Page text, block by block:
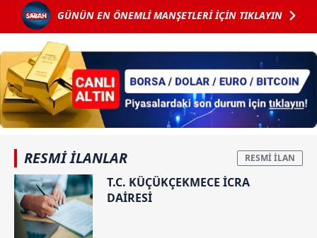
Sizlere daha iyi bir hizmet sunabilmek için İnternet
Sitemizde kendimize ve üçüncü kişilere ait çerezler
kullanılmaktadır. Bu çerezler vasıtasıyla çeşitli kişisel
verileriniz işlenmekte olup gerekli olan çerezler bilgi
toplumu hizmetlerinin sunulması amacıyla
kullanılmaktadır. Diğer çerezler, sitemizin daha işlevsel
kılınması ve kişiselleştirilmesi ve sizlere yönelik
sınırlı olarak açık rızanız dahilinde kullanılacaktır.
Çerezlere ilişkin tercihlerinizi aşağıda yer alan panel
vasıtasıyla belirleyebilirsiniz. Çerezlere ilişkin detaylı bilgi
için Ayarlar butonuna tıklayabilir,
GÜNÜN EN ÖNEMLİ MANŞETLERİ İÇİN TIKLAYIN
RESMİ İLANLAR
T.C. KÜÇÜKÇEKMECE İCRA
DAİRESİ